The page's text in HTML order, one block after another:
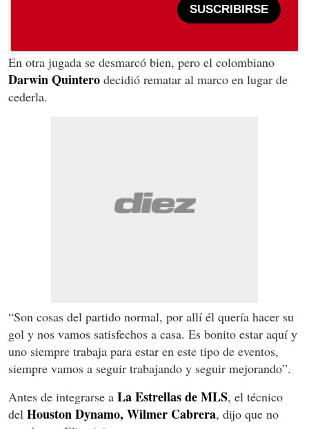
SUSCRIBIRSE
En otra jugada se desmarcó bien, pero el colombiano
Darwin Quintero decidió rematar al marco en lugar de
cederla.
“Son cosas del partido normal, por allí él quería hacer su
gol y nos vamos satisfechos a casa. Es bonito estar aquí y
uno siempre trabaja para estar en este tipo de eventos,
siempre vamos a seguir trabajando y seguir mejorando”.
Antes de integrarse a La Estrellas de MLS, el técnico
del Houston Dynamo, Wilmer Cabrera, dijo que no